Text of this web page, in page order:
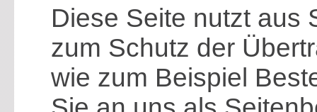
Diese Seite nutzt aus
zum Schutz der
wie zum Beispiel